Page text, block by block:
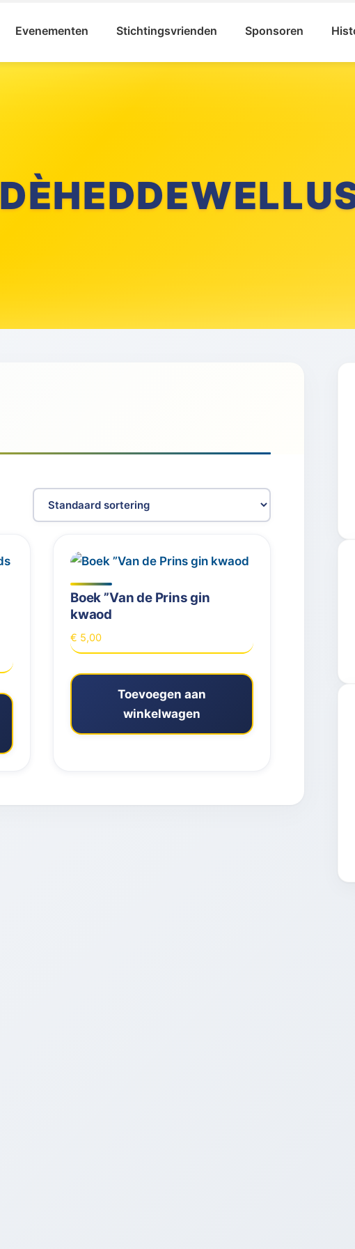
Evenementen Stichtingsvrienden Sponsoren
Boek ”Van de Prins gin
kwaod
€ 5,00
Toevoegen aan
winkelwagen